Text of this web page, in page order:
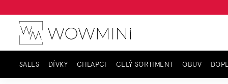
na
SALES DÍVKY CHLAPCI CELÝ SORTIMENT OBUV